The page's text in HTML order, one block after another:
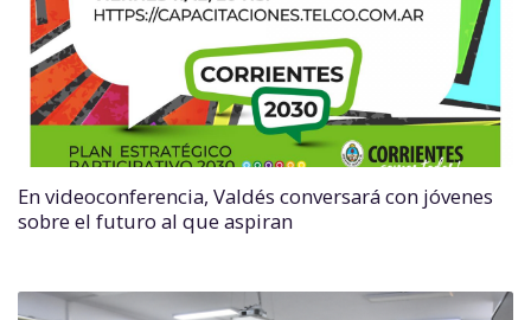
En videoconferencia, Valdés conversará con jóvenes
sobre el futuro al que aspiran